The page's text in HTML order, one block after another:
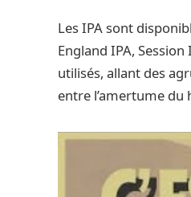
Les IPA sont
England IPA,
utilisés, allant des
entre l’amertume